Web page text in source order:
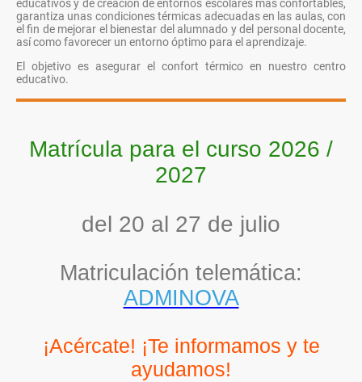
educativos y de creación de entornos escolares más confortables,
garantiza unas condiciones térmicas adecuadas en las aulas, con
el fin de mejorar el bienestar del alumnado y del personal docente,
así como favorecer un entorno óptimo para el aprendizaje.
El objetivo es asegurar el confort térmico en nuestro centro
educativo.
Matrícula para el curso 2026 /
2027
del 20 al 27 de julio
Matriculación telemática:
ADMINOVA
¡Acércate! ¡Te informamos y te
ayudamos!